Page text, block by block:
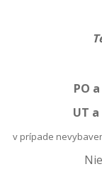
PO
UT a
v prípade